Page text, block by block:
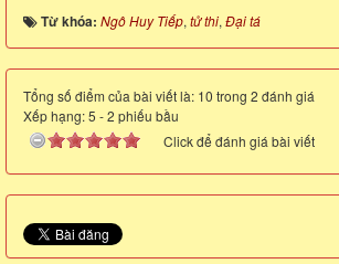
Từ khóa: Ngô Huy Tiếp, tử thi, Đại tá
Tổng số điểm của bài viết là: 10 trong 2 đánh giá
Xếp hạng:5 -2 phiếu bầu
Click để đánh giá bài viết